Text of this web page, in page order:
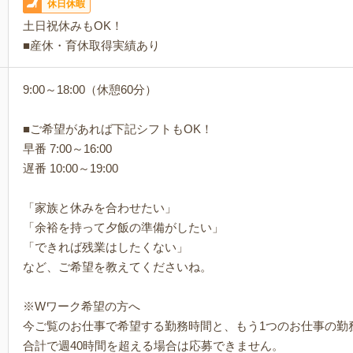
休日休暇
土日祝休みもOK！
■産休・育休取得実績あり
9:00～18:00（休憩60分）
■ご希望があれば下記シフトもOK！
早番 7:00～16:00
遅番 10:00～19:00
「家族と休みを合わせたい」
「余裕を持って夕飯の準備がしたい」
「できれば残業はしたくない」
など、ご希望を教えてくださいね。
※Wワーク希望の方へ
今ご覧のお仕事で希望する勤務時間と、もう1つのお仕事の勤
合計で週40時間を超える場合は応募できません。